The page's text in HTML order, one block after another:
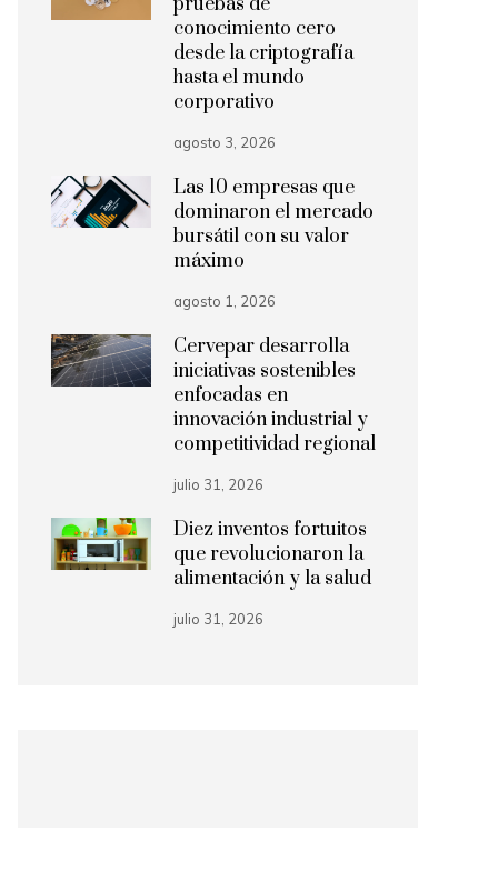
conocimiento cero
desde la criptografía
hasta el mundo
corporativo
agosto 3, 2026
Las 10 empresas que
dominaron el mercado
bursátil con su valor
máximo
agosto 1, 2026
Cervepar desarrolla
iniciativas sostenibles
enfocadas en
innovación industrial y
competitividad regional
julio 31, 2026
Diez inventos fortuitos
que revolucionaron la
alimentación y la salud
julio 31, 2026